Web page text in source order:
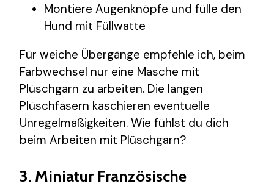
Montiere Augenknöpfe und fülle den
Hund mit Füllwatte
Für weiche Übergänge empfehle ich, beim
Farbwechsel nur eine Masche mit
Plüschgarn zu arbeiten. Die langen
Plüschfasern kaschieren eventuelle
Unregelmäßigkeiten. Wie fühlst du dich
beim Arbeiten mit Plüschgarn?
3. Miniatur Französische